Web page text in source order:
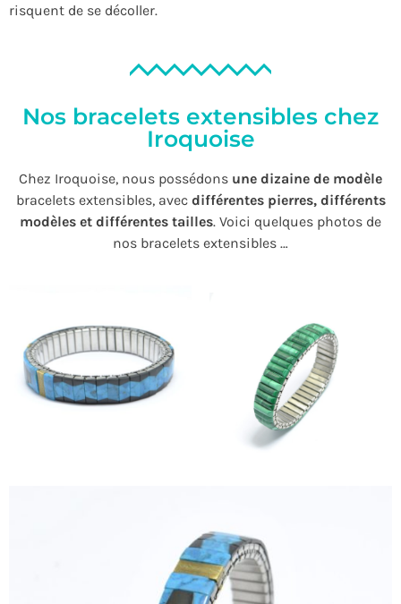
risquent de se décoller.
Nos bracelets extensibles chez
Iroquoise
Chez Iroquoise, nous possédons une dizaine de modèle
bracelets extensibles, avec différentes pierres, différents
modèles et différentes tailles. Voici quelques photos de
nos bracelets extensibles …